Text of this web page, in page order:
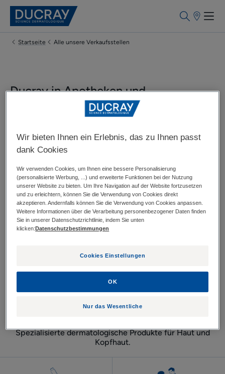
Startseite Alle unsere Verkaufsstellen
Ducray in Apotheken und
Kosmetikgeschäften kaufen
Spezialisierte dermatologische Produkte für Haut und
Kopfhaut.
Wir bieten Ihnen ein Erlebnis, das zu Ihnen passt
dank Cookies
Wir verwenden Cookies, um Ihnen eine bessere Personalisierung
(personalisierte Werbung, ...) und erweiterte Funktionen bei der Nutzung
unserer Website zu bieten. Um Ihre Navigation auf der Website fortzusetzen
und zu erleichtern, können Sie die Verwendung von Cookies direkt
akzeptieren. Andernfalls können Sie die Verwendung von Cookies anpassen.
Weitere Informationen über die Verarbeitung personenbezogener Daten finden
Sie in unserer Datenschutzrichtlinie, indem Sie unten
klicken: Datenschutzbestimmungen
Cookies Einstellungen
Nur das Wesentliche
OK